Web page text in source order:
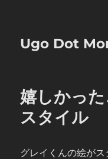
Ugo Dot
嬉しかっ
スタイル
グレイくんの絵が